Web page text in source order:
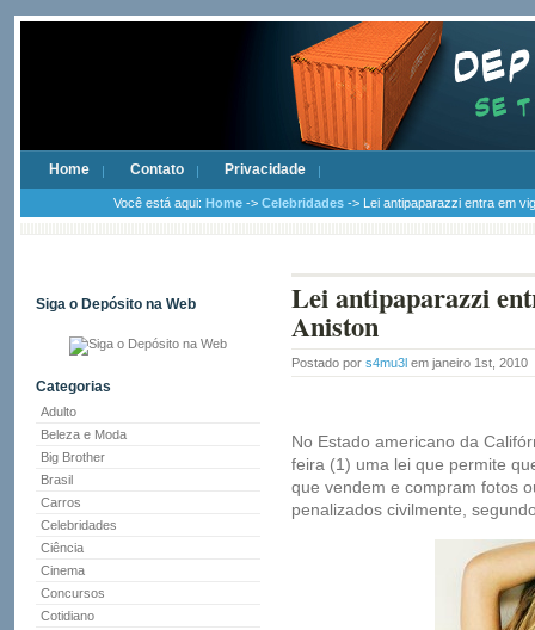
Home Contato Privacidade
Você está aqui: Home -> Celebridades -> Lei antipaparazzi entra em
Siga o Depósito na Web
Categorias
Adulto
Beleza e Moda
Big Brother
Brasil
Carros
Celebridades
Ciência
Cinema
Concursos
Cotidiano
Lei antipaparazzi
Aniston
Postado por s4mu3l em janeiro 1st, 2010
No Estado americano da
feira (1) uma lei que permite
que vendem e compram fotos
penalizados civilmente,